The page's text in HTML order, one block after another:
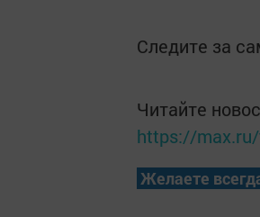
Следите за
Читайте
https://
Желаете